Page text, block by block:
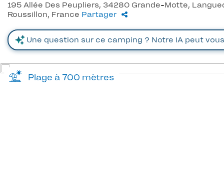
195 Allée Des Peupliers, 34280 Grande-Motte,
Roussillon, France Partager
Plage à 700 mètres